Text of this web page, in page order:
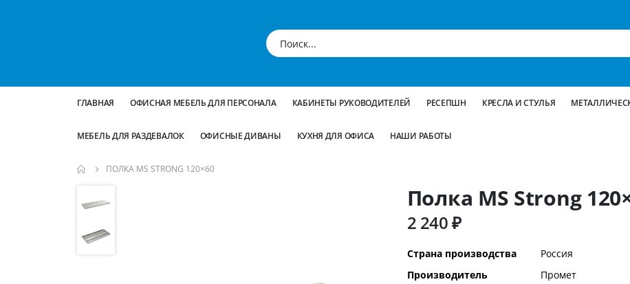
ГЛАВНАЯ ОФИСНАЯ МЕБЕЛЬ ДЛЯ ПЕРСОНАЛА КАБИНЕТЫ РУКОВОДИТЕЛЕЙ РЕСЕПШН КРЕСЛА И СТУЛЬЯ
МЕБЕЛЬ ДЛЯ РАЗДЕВАЛОК ОФИСНЫЕ ДИВАНЫ КУХНЯ ДЛЯ ОФИСА НАШИ РАБОТЫ
ПОЛКА MS STRONG 120×60
и
перейти
галереям
изображений
Полка MS Strong
2 240 ₽
Дополнительная
информация
Страна производства
Россия
Производитель
Промет